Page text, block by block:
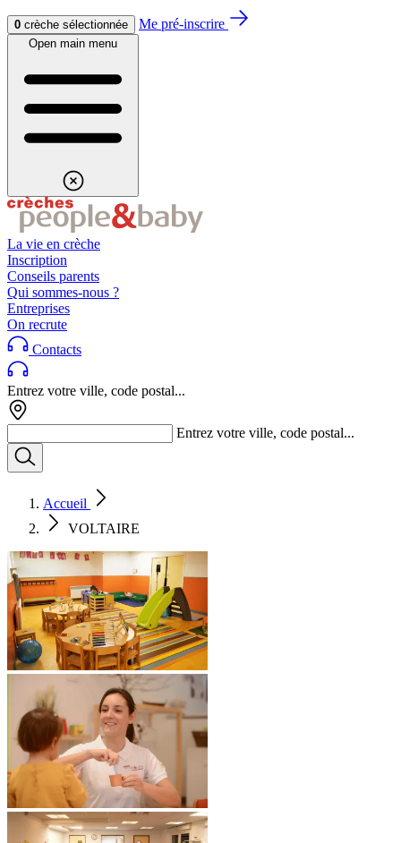
Aller au contenuAller au footer
0 crèche sélectionnée Me pré-inscrire
Open main menu
La vie en crèche
Inscription
Conseils parents
Qui sommes-nous ?
Entreprises
On recrute
Contacts
Entrez votre ville, code postal...
Entrez votre ville, code postal...
Accueil
VOLTAIRE